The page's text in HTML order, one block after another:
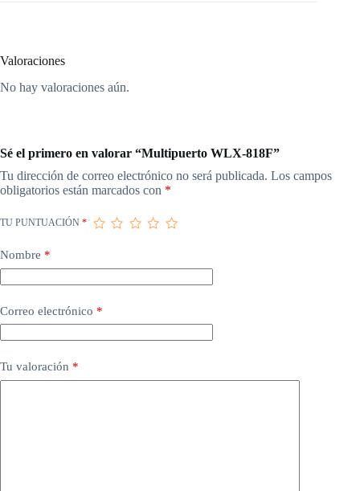
Valoraciones
No hay valoraciones aún.
Sé el primero en valorar “Multipuerto WLX-818F”
Tu dirección de correo electrónico no será publicada. Los campos
obligatorios están marcados con *
TU PUNTUACIÓN *
Nombre *
Correo electrónico *
Tu valoración *